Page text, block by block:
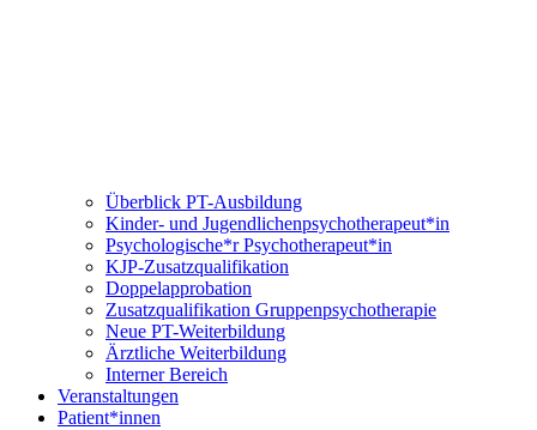
Überblick PT-Ausbildung
Kinder- und Jugendlichenpsychotherapeut*in
Psychologische*r Psychotherapeut*in
KJP-Zusatzqualifikation
Doppelapprobation
Zusatzqualifikation Gruppenpsychotherapie
Neue PT-Weiterbildung
Ärztliche Weiterbildung
Interner Bereich
Veranstaltungen
Patient*innen